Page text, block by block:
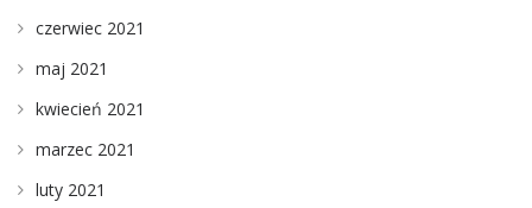
czerwiec 2021
maj 2021
kwiecień 2021
marzec 2021
luty 2021